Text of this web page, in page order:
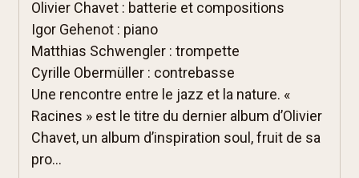
Olivier Chavet : batterie et compositions
Igor Gehenot : piano
Matthias Schwengler : trompette
Cyrille Obermüller : contrebasse
Une rencontre entre le jazz et la nature. «
Racines » est le titre du dernier album d’Olivier
Chavet, un album d’inspiration soul, fruit de sa
pro...